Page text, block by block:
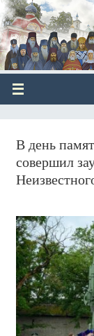
В день
совершил